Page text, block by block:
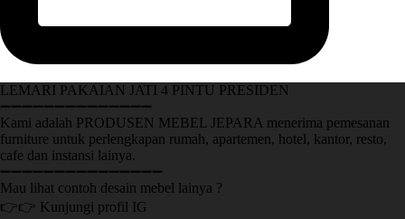
LEMARI PAKAIAN JATI 4 PINTU PRESIDEN
➖➖➖➖➖➖➖➖➖➖➖➖➖➖
Kami adalah PRODUSEN MEBEL JEPARA menerima pemesanan
furniture untuk perlengkapan rumah, apartemen, hotel, kantor, resto,
cafe dan instansi lainya.
➖➖➖➖➖➖➖➖➖➖➖➖➖➖➖
Mau lihat contoh desain mebel lainya ?
👉👉 Kunjungi profil IG